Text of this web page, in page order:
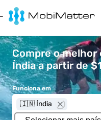
Compre o melhor
Índia a partir de
Funciona em
🇮🇳 Índia